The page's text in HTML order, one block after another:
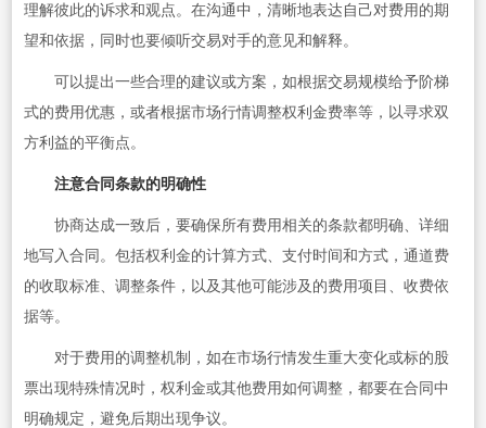
理解彼此的诉求和观点。在沟通中，清晰地表达自己对费用的期
望和依据，同时也要倾听交易对手的意见和解释。
可以提出一些合理的建议或方案，如根据交易规模给予阶梯
式的费用优惠，或者根据市场行情调整权利金费率等，以寻求双
方利益的平衡点。
注意合同条款的明确性
协商达成一致后，要确保所有费用相关的条款都明确、详细
地写入合同。包括权利金的计算方式、支付时间和方式，通道费
的收取标准、调整条件，以及其他可能涉及的费用项目、收费依
据等。
对于费用的调整机制，如在市场行情发生重大变化或标的股
票出现特殊情况时，权利金或其他费用如何调整，都要在合同中
明确规定，避免后期出现争议。